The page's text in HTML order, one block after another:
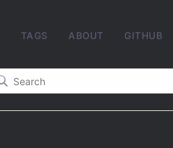
TAGS ABOUT GITHUB